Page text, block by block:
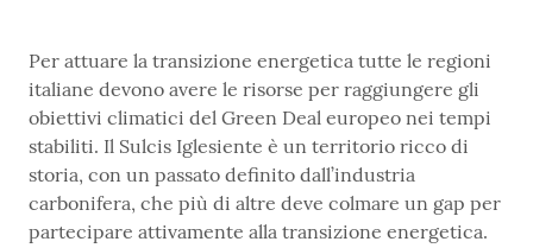
Per attuare la transizione energetica tutte le regioni
italiane devono avere le risorse per raggiungere gli
obiettivi climatici del Green Deal europeo nei tempi
stabiliti. Il Sulcis Iglesiente è un territorio ricco di
storia, con un passato definito dall’industria
carbonifera, che più di altre deve colmare un gap per
partecipare attivamente alla transizione energetica.